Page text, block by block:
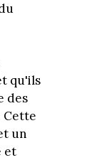
qu'ils
des
Cette
un
et